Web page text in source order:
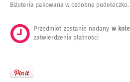
Biżuteria pakowana w ozdobne pudełeczko.
Przedmiot zostanie nadany w
zatwierdzenia płatności